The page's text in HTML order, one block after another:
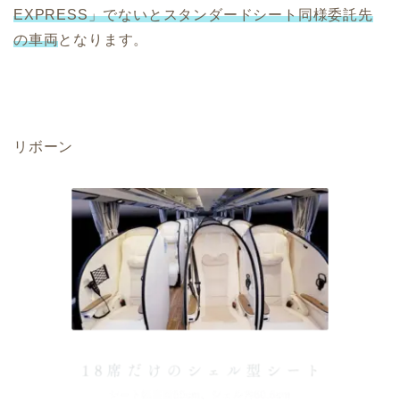
EXPRESS」でないとスタンダードシート同様委託先
の車両となります。
リボーン